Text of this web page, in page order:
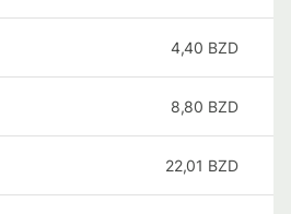
4,40 BZD
8,80 BZD
22,01 BZD